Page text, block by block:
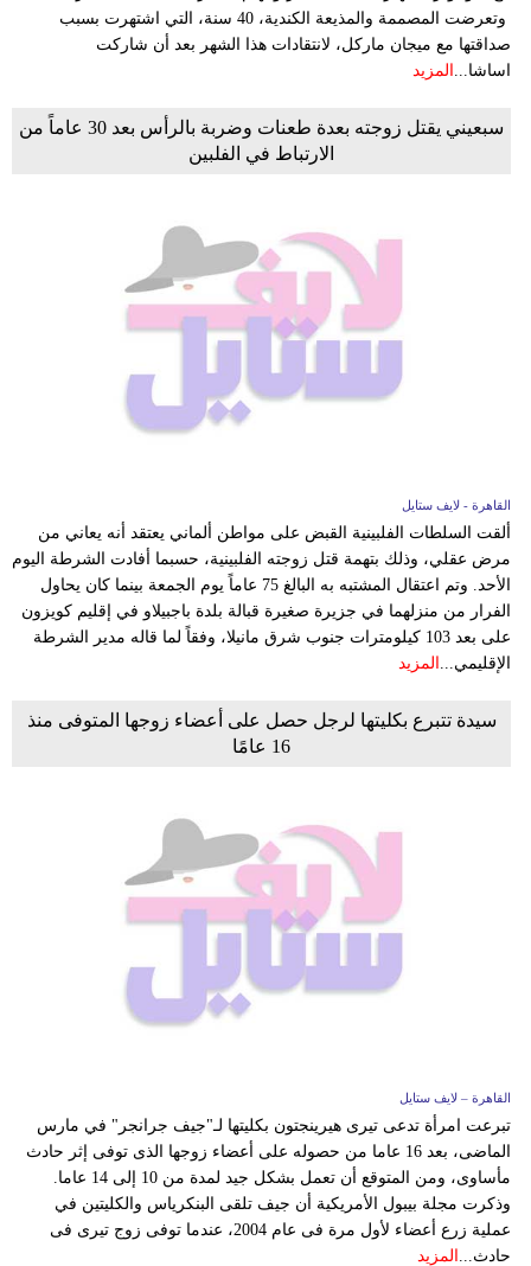
وتعرضت المصممة والمذيعة الكندية، 40 سنة، التي اشتهرت بسبب
صداقتها مع ميجان ماركل، لانتقادات هذا الشهر بعد أن شاركت
اساشا...
المزيد
سبعيني يقتل زوجته بعدة طعنات وضربة بالرأس بعد 30 عاماً من
الارتباط في الفلبين
القاهرة - لايف ستايل
ألقت السلطات الفلبينية القبض على مواطن ألماني يعتقد أنه يعاني من
مرض عقلي، وذلك بتهمة قتل زوجته الفلبينية، حسبما أفادت الشرطة اليوم
الأحد. وتم اعتقال المشتبه به البالغ 75 عاماً يوم الجمعة بينما كان يحاول
الفرار من منزلهما في جزيرة صغيرة قبالة بلدة باجبيلاو في إقليم كويزون
على بعد 103 كيلومترات جنوب شرق مانيلا، وفقاً لما قاله مدير الشرطة
الإقليمي...
المزيد
سيدة تتبرع بكليتها لرجل حصل على أعضاء زوجها المتوفى منذ
16 عامًا
القاهرة – لايف ستايل
تبرعت امرأة تدعى تيرى هيرينجتون بكليتها لـ"جيف جرانجر" في مارس
الماضى، بعد 16 عاما من حصوله على أعضاء زوجها الذى توفى إثر حادث
مأساوى، ومن المتوقع أن تعمل بشكل جيد لمدة من 10 إلى 14 عاما.
وذكرت مجلة بيبول الأمريكية أن جيف تلقى البنكرياس والكليتين في
عملية زرع أعضاء لأول مرة فى عام 2004، عندما توفى زوج تيرى فى
حادث... المزيد